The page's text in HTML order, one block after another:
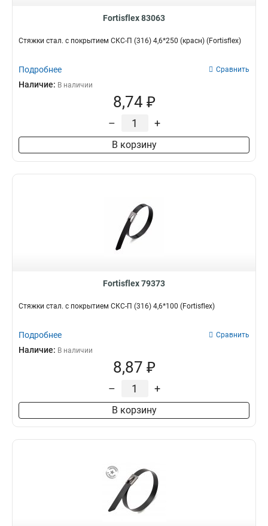
Fortisflex 83063
Стяжки стал. с покрытием СКС-П (316) 4,6*250 (красн) (Fortisflex)
Подробнее Сравнить
Наличие: В наличии
8,74 ₽
– +
В корзину
Fortisflex 79373
Стяжки стал. с покрытием СКС-П (316) 4,6*100 (Fortisflex)
Подробнее Сравнить
Наличие: В наличии
8,87 ₽
– +
В корзину